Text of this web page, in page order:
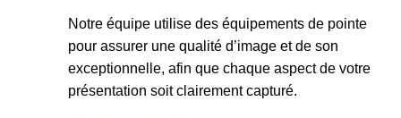
Notre équipe utilise des équipements de pointe
pour assurer une qualité d’image et de son
exceptionnelle, afin que chaque aspect de votre
présentation soit clairement capturé.